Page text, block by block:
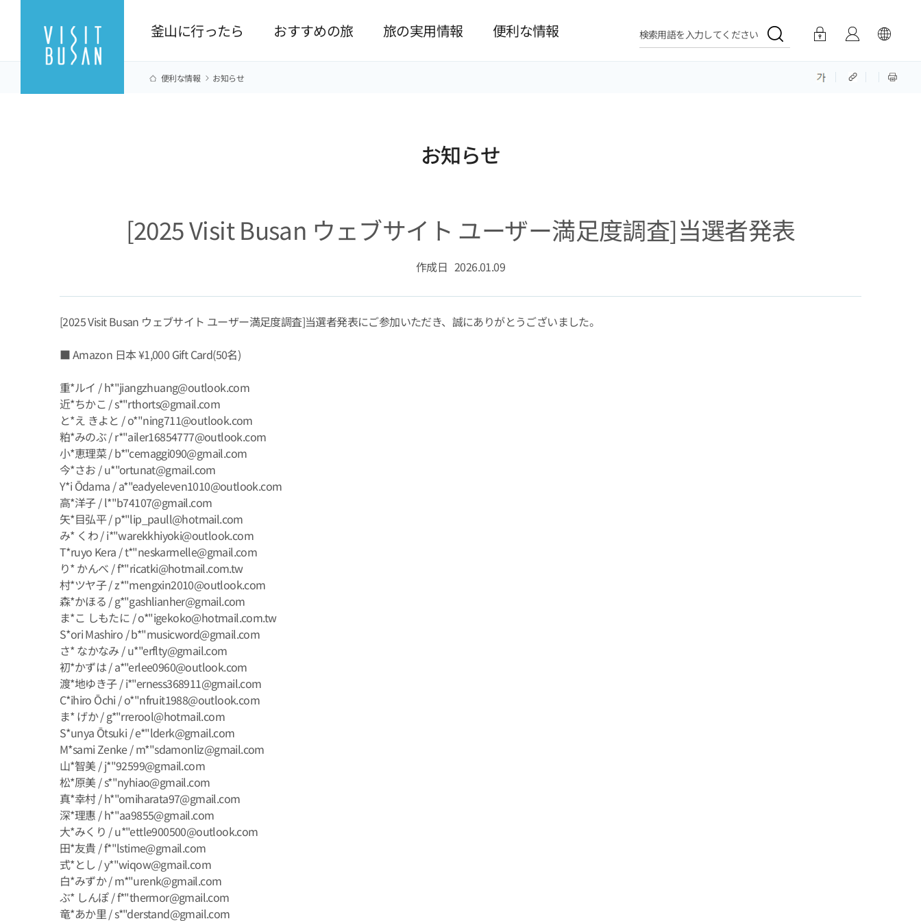
釜山に行ったら おすすめの旅 旅の実用情報 便利な情報 検索用語を入力してください
便利な情報 お知らせ
お知らせ
[2025 Visit Busan ウェブサイト ユーザー満足度調査]当選者発表
作成日 2026.01.09
[2025 Visit Busan ウェブサイト ユーザー満足度調査]当選者発表にご参加いただき、誠にありがとうございました。
■ Amazon 日本 ¥1,000 Gift Card(50名)
重*ルイ / h*"jiangzhuang@outlook.com
近*ちかこ / s*"rthorts@gmail.com
と*え きよと / o*"ning711@outlook.com
粕*みのぶ / r*"ailer16854777@outlook.com
小*恵理菜 / b*"cemaggi090@gmail.com
今*さお / u*"ortunat@gmail.com
Y*i Ōdama / a*"eadyeleven1010@outlook.com
高*洋子 / l*"b74107@gmail.com
矢*目弘平 / p*"lip_paull@hotmail.com
み* くわ / i*"warekkhiyoki@outlook.com
T*ruyo Kera / t*"neskarmelle@gmail.com
り* かんべ / f*"ricatki@hotmail.com.tw
村*ツヤ子 / z*"mengxin2010@outlook.com
森*かほる / g*"gashlianher@gmail.com
ま*こ しもたに / o*"igekoko@hotmail.com.tw
S*ori Mashiro / b*"musicword@gmail.com
さ* なかなみ / u*"erflty@gmail.com
初*かずは / a*"erlee0960@outlook.com
渡*地ゆき子 / i*"erness368911@gmail.com
C*ihiro Ōchi / o*"nfruit1988@outlook.com
ま* げか / g*"rrerool@hotmail.com
S*unya Ōtsuki / e*"lderk@gmail.com
M*sami Zenke / m*"sdamonliz@gmail.com
山*智美 / j*"92599@gmail.com
松*原美 / s*"nyhiao@gmail.com
真*幸村 / h*"omiharata97@gmail.com
深*理惠 / h*"aa9855@gmail.com
大*みくり / u*"ettle900500@outlook.com
田*友貴 / f*"lstime@gmail.com
式*とし / y*"wiqow@gmail.com
白*みずか / m*"urenk@gmail.com
ぶ* しんぽ / f*"thermor@gmail.com
竜*あか里 / s*"derstand@gmail.com